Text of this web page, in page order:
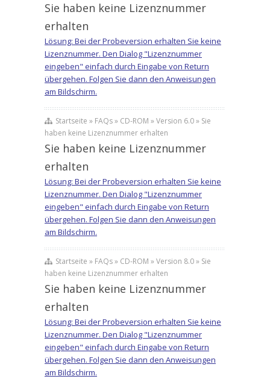
Sie haben keine Lizenznummer
erhalten
Lösung: Bei der Probeversion erhalten Sie keine
Lizenznummer. Den Dialog "Lizenznummer
eingeben" einfach durch Eingabe von Return
übergehen. Folgen Sie dann den Anweisungen
am Bildschirm.
Startseite » FAQs » CD-ROM » Version 6.0 » Sie
haben keine Lizenznummer erhalten
Sie haben keine Lizenznummer
erhalten
Lösung: Bei der Probeversion erhalten Sie keine
Lizenznummer. Den Dialog "Lizenznummer
eingeben" einfach durch Eingabe von Return
übergehen. Folgen Sie dann den Anweisungen
am Bildschirm.
Startseite » FAQs » CD-ROM » Version 8.0 » Sie
haben keine Lizenznummer erhalten
Sie haben keine Lizenznummer
erhalten
Lösung: Bei der Probeversion erhalten Sie keine
Lizenznummer. Den Dialog "Lizenznummer
eingeben" einfach durch Eingabe von Return
übergehen. Folgen Sie dann den Anweisungen
am Bildschirm.